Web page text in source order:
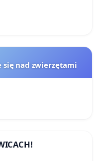
się nad zwierzętami